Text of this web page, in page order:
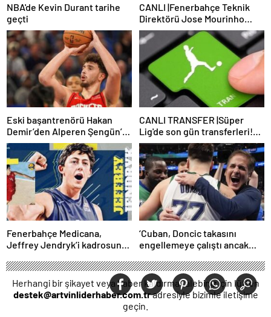
NBA'de Kevin Durant tarihe
geçti
CANLI |Fenerbahçe Teknik
Direktörü Jose Mourinho
basın toplantısı düzenliyor
Eski başantrenörü Hakan
Demir’den Alperen Şengün’e
övgü
CANLI TRANSFER |Süper
Lig'de son gün transferleri!
İşte son dakika imzaları…
Fenerbahçe Medicana,
Jeffrey Jendryk’i kadrosuna
‘Cuban, Doncic takasını
engellemeye çalıştı ancak
Haberleri
Herhangi bir şikayet veya haber kaldırma talebiniz için lütfen
destek@artvinliderhaber.com.tradresiyle bizimle iletişime
geçin.